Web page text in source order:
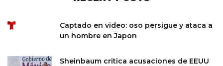
Captado en video: oso persigue y ataca a
un hombre en Japon
Sheinbaum critica acusaciones de EEUU